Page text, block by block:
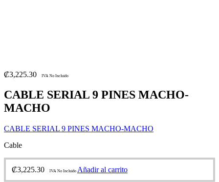
₡3,225.30 IVA No Incluido
CABLE SERIAL 9 PINES MACHO-
MACHO
CABLE SERIAL 9 PINES MACHO-MACHO
Cable
₡3,225.30 IVA No Incluido Añadir al carrito